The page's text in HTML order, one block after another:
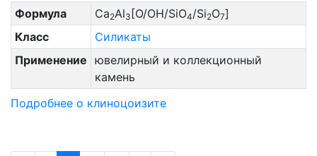
Формула Ca2Al3 [O/OH/SiO4/Si2O7]
Класс
Силикаты
Применение ювелирный и коллекционный
камень
Подробнее о клиноцоизите